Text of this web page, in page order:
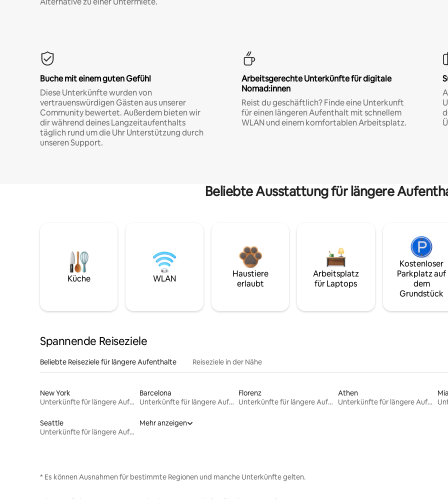
Buche mit einem guten Gefühl
Diese Unterkünfte wurden von
vertrauenswürdigen Gästen aus unserer
Community bewertet. Außerdem bieten wir
dir während deines Langzeitaufenthalts
täglich rund um die Uhr Unterstützung durch
unseren Support.
Arbeitsgerechte Unterkünfte für digitale
Nomad:innen
Reist du geschäftlich? Finde eine Unterkunft
für einen längeren Aufenthalt mit schnellem
WLAN und einem komfortablen Arbeitsplatz.
Beliebte Ausstattung für längere
Küche WLAN
Haustiere
erlaubt
Arbeitsplatz
für Laptops
Kostenloser
Parkplatz auf
dem
Grundstück
Spannende Reiseziele
Beliebte Reiseziele für längere Aufenthalte Reiseziele in der Nähe
New York
Unterkünfte für längere Aufenthalte
Barcelona
Unterkünfte für längere Aufenthalte
Florenz
Unterkünfte für längere Aufenthalte
Athen
Unterkünfte für längere Aufenthalte
Seattle
Unterkünfte für längere Aufenthalte
Mehr anzeigen
* Es können Ausnahmen für bestimmte Regionen und manche Unterkünfte gelten.